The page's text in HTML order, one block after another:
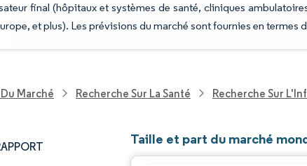
final (hôpitaux et systèmes de santé, cliniques
et plus). Les prévisions du marché sont fournies en termes
Marché Recherche Sur La Santé Recherche Sur
Taille et part du marché